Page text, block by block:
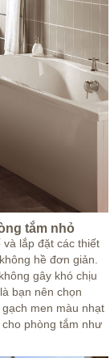
tắm nhỏ
lắp đặt các thiết
hề đơn giản.
gây khó chịu
bạn nên chọn
men màu nhạt
phòng tắm như